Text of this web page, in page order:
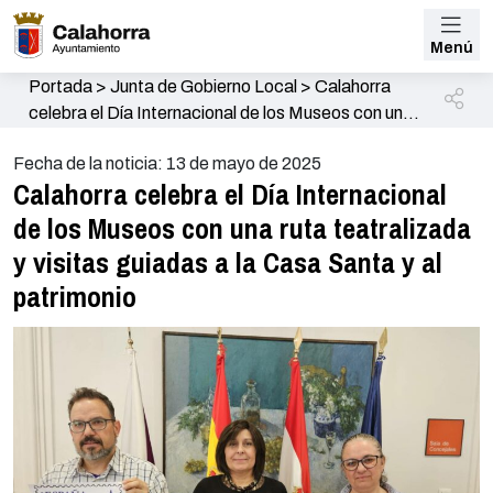
Menú
Portada> Junta de Gobierno Local > Calahorra
celebra el Día Internacional de los Museos con una
al patrimonio
Fecha de la noticia: 13 de mayo de 2025
Calahorra celebra el Día Internacional
de los Museos con una ruta teatralizada
y visitas guiadas a la Casa Santa y al
patrimonio